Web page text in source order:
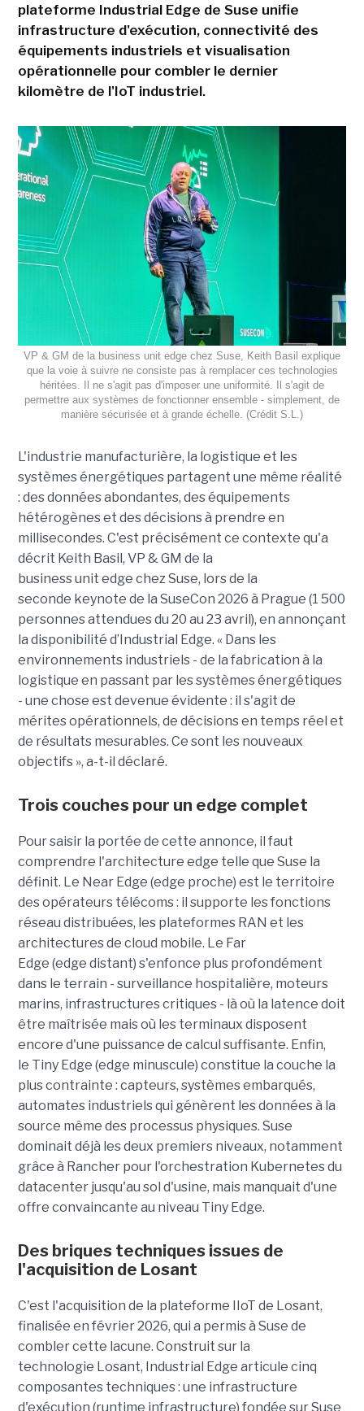
plateforme Industrial Edge de Suse unifie
infrastructure d'exécution, connectivité des
équipements industriels et visualisation
opérationnelle pour combler le dernier
kilomètre de l'IoT industriel.
VP & GM de la business unit edge chez Suse, Keith Basil explique
que la voie à suivre ne consiste pas à remplacer ces technologies
héritées. Il ne s'agit pas d'imposer une uniformité. Il s'agit de
permettre aux systèmes de fonctionner ensemble - simplement, de
manière sécurisée et à grande échelle. (Crédit S.L.)
L'industrie manufacturière, la logistique et les
systèmes énergétiques partagent une même réalité
: des données abondantes, des équipements
hétérogènes et des décisions à prendre en
millisecondes. C'est précisément ce contexte qu'a
décrit Keith Basil, VP & GM de la
business unit edge chez Suse, lors de la
seconde keynote de la SuseCon 2026 à Prague (1 500
personnes attendues du 20 au 23 avril), en annonçant
la disponibilité d’Industrial Edge. « Dans les
environnements industriels - de la fabrication à la
logistique en passant par les systèmes énergétiques
- une chose est devenue évidente : il s'agit de
mérites opérationnels, de décisions en temps réel et
de résultats mesurables. Ce sont les nouveaux
objectifs », a-t-il déclaré.
Trois couches pour un edge complet
Pour saisir la portée de cette annonce, il faut
comprendre l'architecture edge telle que Suse la
définit. Le Near Edge (edge proche) est le territoire
des opérateurs télécoms : il supporte les fonctions
réseau distribuées, les plateformes RAN et les
architectures de cloud mobile. Le Far
Edge (edge distant) s'enfonce plus profondément
dans le terrain - surveillance hospitalière, moteurs
marins, infrastructures critiques - là où la latence doit
être maîtrisée mais où les terminaux disposent
encore d'une puissance de calcul suffisante. Enfin,
le Tiny Edge (edge minuscule) constitue la couche la
plus contrainte : capteurs, systèmes embarqués,
automates industriels qui génèrent les données à la
source même des processus physiques. Suse
dominait déjà les deux premiers niveaux, notamment
grâce à Rancher pour l'orchestration Kubernetes du
datacenter jusqu'au sol d'usine, mais manquait d'une
offre convaincante au niveau Tiny Edge.
Des briques techniques issues de
l'acquisition de Losant
C'est l'acquisition de la plateforme IIoT de Losant,
finalisée en février 2026, qui a permis à Suse de
combler cette lacune. Construit sur la
technologie Losant, Industrial Edge articule cinq
composantes techniques : une infrastructure
d'exécution (runtime infrastructure) fondée sur Suse